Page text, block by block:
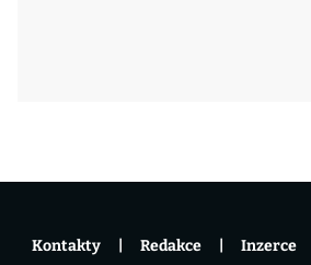
Kontakty Redakce Inzerce